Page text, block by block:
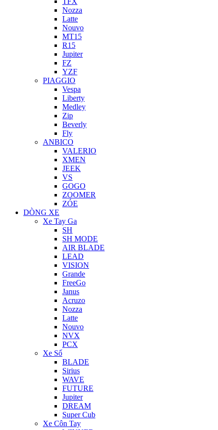
Nozza
Latte
Nouvo
MT15
R15
Jupiter
FZ
YZF
PIAGGIO
Vespa
Liberty
Medley
Zip
Beverly
Fly
ANBICO
VALERIO
XMEN
JEEK
VS
GOGO
ZOOMER
ZÓE
DÒNG XE
Xe Tay Ga
SH
SH MODE
AIR BLADE
LEAD
VISION
Grande
FreeGo
Janus
Acruzo
Nozza
Latte
Nouvo
NVX
PCX
Xe Số
BLADE
Sirius
WAVE
FUTURE
Jupiter
DREAM
Super Cub
Xe Côn Tay